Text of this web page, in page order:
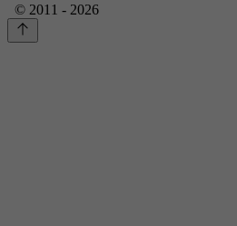
© 2011 - 2026